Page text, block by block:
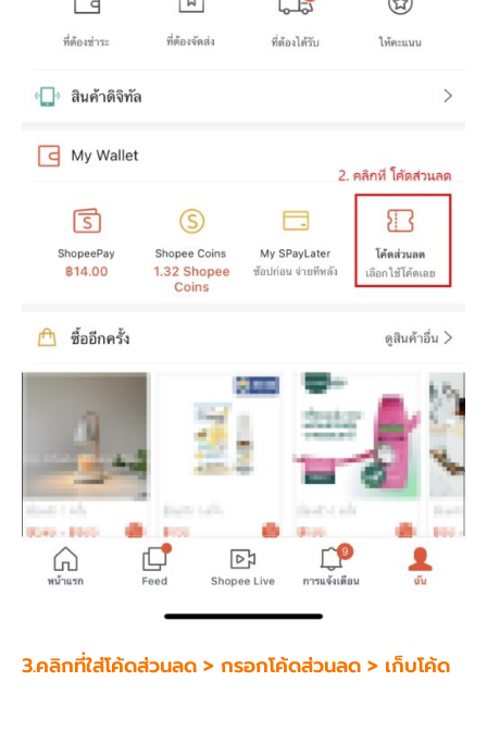
3.คลิกที่ใส่โค้ดส่วนลด > กรอกโค้ดส่วนลด > เก็บโค้ด